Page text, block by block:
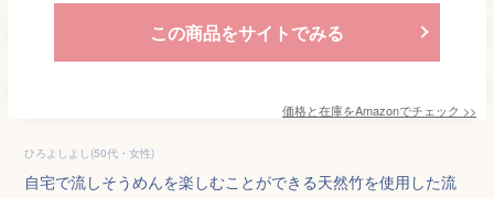
この商品をサイトでみる
価格と在庫をAmazonでチェック >>
ひろよしよし(50代・女性)
自宅で流しそうめんを楽しむことができる天然竹を使用した流